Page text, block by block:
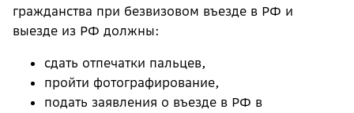
гражданства при безвизовом въезде в РФ и
выезде из РФ должны:
сдать отпечатки пальцев,
пройти фотографирование,
подать заявления о въезде в РФ в